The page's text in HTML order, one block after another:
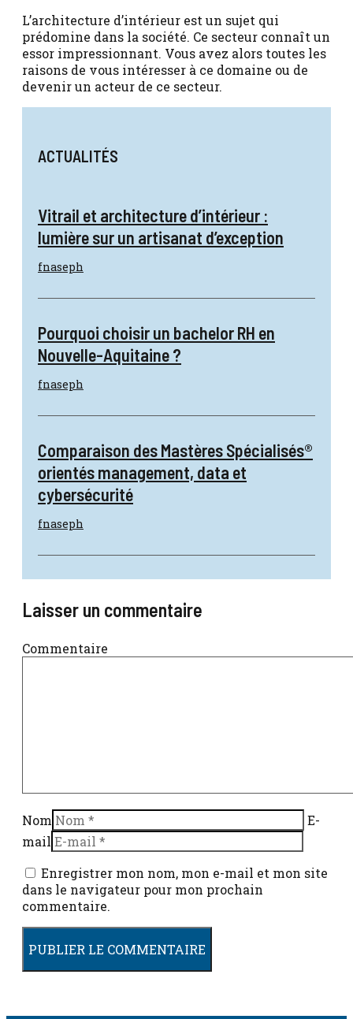
L’architecture d’intérieur est un sujet qui
prédomine dans la société. Ce secteur connaît un
essor impressionnant. Vous avez alors toutes les
raisons de vous intéresser à ce domaine ou de
devenir un acteur de ce secteur.
ACTUALITÉS
Vitrail et architecture d’intérieur :
lumière sur un artisanat d’exception
fnaseph
Pourquoi choisir un bachelor RH en
Nouvelle-Aquitaine ?
fnaseph
Comparaison des Mastères Spécialisés®
orientés management, data et
cybersécurité
fnaseph
Laisser un commentaire
Commentaire
Nom
E-
mail
Enregistrer mon nom, mon e-mail et mon site
dans le navigateur pour mon prochain
commentaire.